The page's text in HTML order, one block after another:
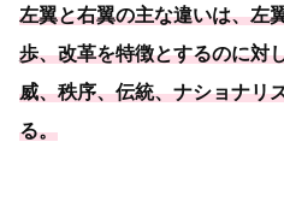
左翼と右翼の主な違いは、左
歩、改革を特徴とするのに対
威、秩序、伝統、ナショナリ
る。